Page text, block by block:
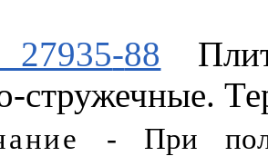
-88
-стружечные.
- При